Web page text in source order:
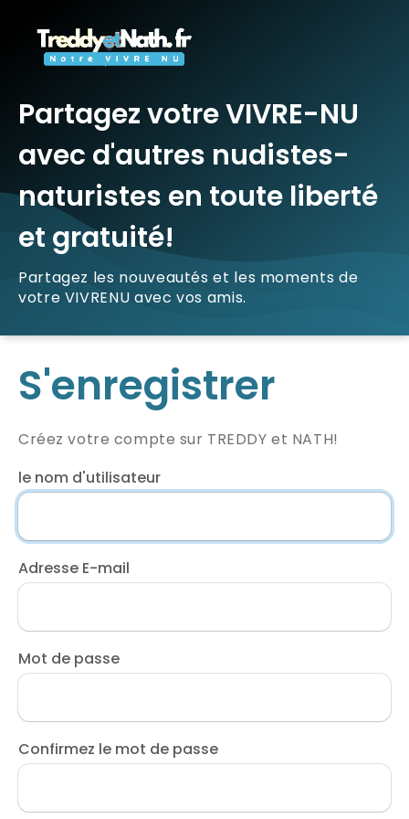
Partagez votre VIVRE-NU
avec d'autres nudistes-
naturistes en toute liberté
et gratuité!
Partagez les nouveautés et les moments de
votre VIVRENU avec vos amis.
S'enregistrer
Créez votre compte sur TREDDY et NATH!
le nom d'utilisateur
Adresse E-mail
Mot de passe
Confirmez le mot de passe